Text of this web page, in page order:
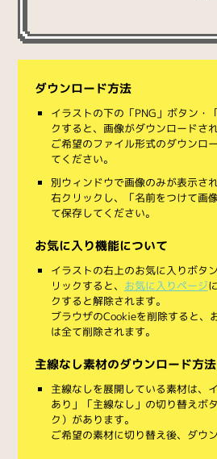
ダウンロード方法
イラストの下の「PNG」ボタン・
クすると、画像がダウンロードされ
ご希望のファイル形式のダウンロ
てください。
別ウィンドウで画像のみが表示さ
右クリックし、「名前をつけて画
て保存してください。
お気に入り機能について
イラストの右上のお気に入りボタ
リックすると、 お気に入りページ
クすると解除されます。
ブラウザのCookieを削除すると、
は全て削除されます。
主線なし素材のダウンロード方法
主線なしを展開している素材は、
あり」「主線なし」の切り替えボ
ク）があります。
ご希望の素材に切り替え後、ダウ